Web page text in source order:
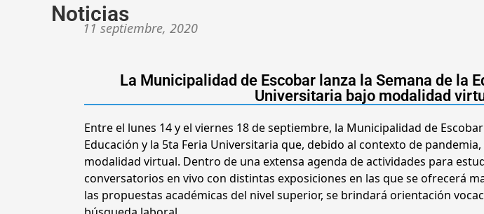
Noticias
11 septiembre, 2020
La Municipalidad de Escobar lanza la Semana de la
Universitaria bajo modalidad
Entre el lunes 14 y el viernes 18 de septiembre, la Municipalidad de
Educación y la 5ta Feria Universitaria que, debido al contexto de
modalidad virtual. Dentro de una extensa agenda de actividades para
conversatorios en vivo con distintas exposiciones en las que se ofrecerá
las propuestas académicas del nivel superior, se brindará orientación